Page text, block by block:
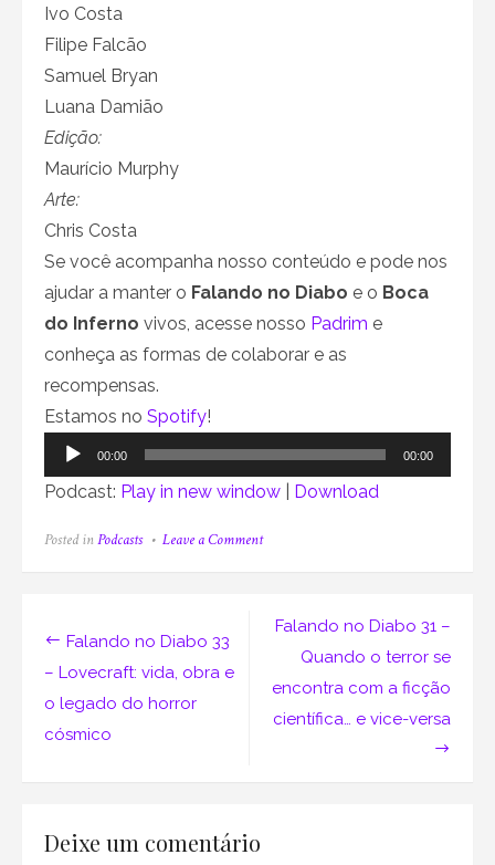
Ivo Costa
Filipe Falcão
Samuel Bryan
Luana Damião
Edição:
Maurício Murphy
Arte:
Chris Costa
Se você acompanha nosso conteúdo e pode nos
ajudar a manter o Falando no Diabo e o Boca
do Inferno vivos, acesse nosso Padrim e
conheça as formas de colaborar e as
recompensas.
Estamos no Spotify!
Tocador
de
00:00 00:00
Podcast: Play in new window Download
Posted in Podcasts Leave a Commenton
Confinado
diabo:
Navegação
de
Post
Falando no Diabo 31 –
Quando o terror se
encontra com a ficção
científica… e vice-versa
Falando no Diabo 33
– Lovecraft: vida, obra e
o legado do horror
cósmico
Deixe um comentário